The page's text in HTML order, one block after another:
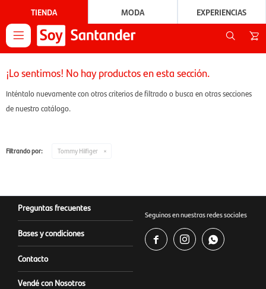
TIENDA MODA EXPERIENCIAS

¡Lo sentimos! No hay productos en esta sección.
Inténtalo nuevamente con otros criterios de filtrado o busca en otras secciones
de nuestro catálogo.
Filtrando por: Tommy Hilfiger
Preguntas frecuentes
Bases y condiciones
Contacto
Vendé con Nosotros
Seguinos en nuestras redes sociales
  